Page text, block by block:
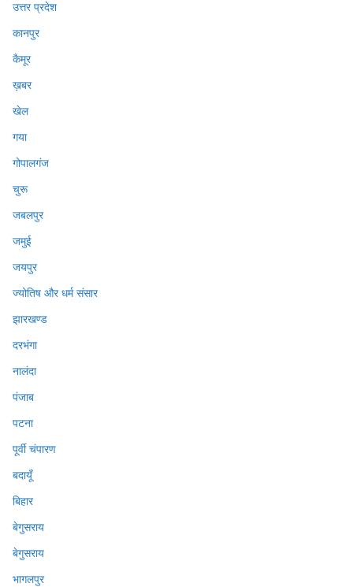
उत्तर प्रदेश
कानपुर
कैमूर
ख़बर
खेल
गया
गोपालगंज
चुरू
जबलपुर
जमुई
जयपुर
ज्योतिष और धर्म संसार
झारखण्ड
दरभंगा
नालंदा
पंजाब
पटना
पूर्वी चंपारण
बदायूँ
बिहार
बेगुसराय
बेगुसराय
भागलपुर